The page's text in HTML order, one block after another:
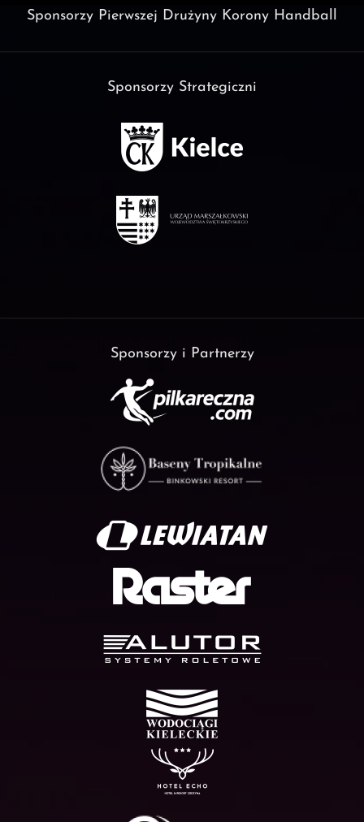
Sponsorzy Pierwszej Drużyny Korony Handball
Sponsorzy Strategiczni
Sponsorzy i Partnerzy